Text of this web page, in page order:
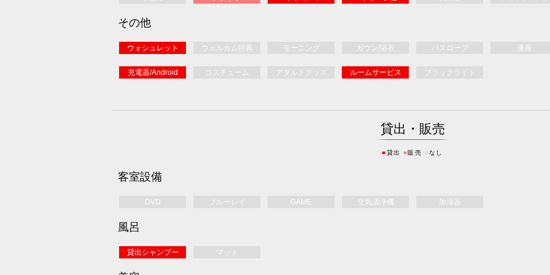
その他
ウォシュレット ウェルカム特典 モーニング ガウン/浴衣 バスローブ 漫画
充電器/Android コスチューム アダルトグッズ ルームサービス ブラックライト
貸出・販売
■貸出 ■販売 なし
客室設備
DVD ブルーレイ GAME 空気清浄機 加湿器
風呂
貸出シャンプー マット